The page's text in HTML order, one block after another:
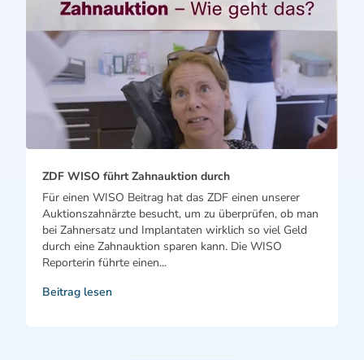
ZDF WISO führt Zahnauktion durch
Für einen WISO Beitrag hat das ZDF einen unserer
Auktionszahnärzte besucht, um zu überprüfen, ob man
bei Zahnersatz und Implantaten wirklich so viel Geld
durch eine Zahnauktion sparen kann. Die WISO
Reporterin führte einen...
Beitrag lesen